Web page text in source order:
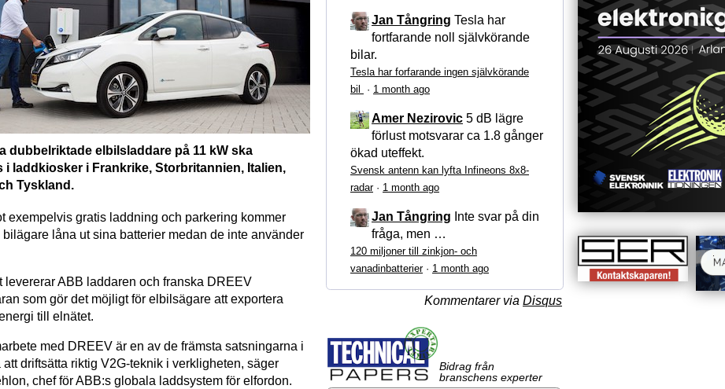
dubbelriktade elbilsladdare på 11 kW ska
i laddkiosker i Frankrike, Storbritannien, Italien,
Tyskland.
exempelvis gratis laddning och parkering kommer
bilägare låna ut sina batterier medan de inte använder
levererar ABB laddaren och franska DREEV
som gör det möjligt för elbilsägare att exportera
till elnätet.
med DREEV är en av de främsta satsningarna i
att driftsätta riktig V2G-teknik i verkligheten, säger
chef för ABB:s globala laddsystem för elfordon.
Jan Tångring Tesla har
fortfarande noll självkörande
bilar.
Tesla har forfarande ingen självkörande
bil
· 1 month ago
Amer Nezirovic 5 dB lägre
förlust motsvarar ca 1.8 gånger
ökad uteffekt.
Svensk antenn kan lyfta Infineons 8x8-
radar· 1 month ago
Jan Tångring Inte svar på din
fråga, men …
120 miljoner till zinkjon- och
vanadinbatterier· 1 month ago
Kommentarer via Disqus
Bidrag från
branschens experter